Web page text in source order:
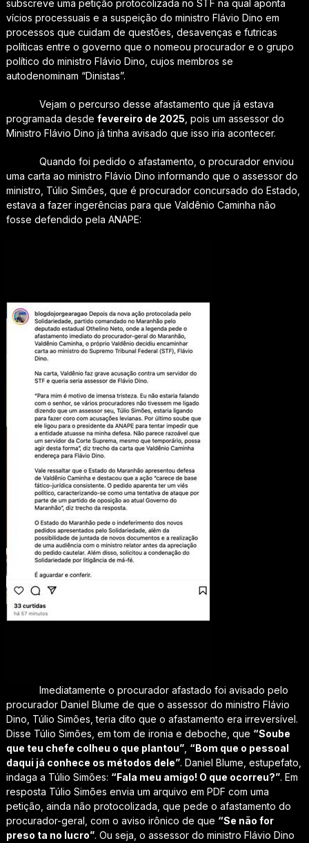
subscreve uma petição protocolizada no STF na qual aponta
vícios processuais e a suspeição do ministro Flávio Dino em
processos que cuidam de questões, desavenças e futricas
políticas entre o governo que o nomeou procurador e o grupo
político do ministro Flávio Dino, cujos membros se
autodenominam “Dinistas”.
Vejam o percurso desse afastamento que já estava
programada desde fevereiro de 2025 , pois um assessor do
Ministro Flávio Dino já tinha avisado que isso iria acontecer.
Quando foi pedido o afastamento, o procurador enviou
uma carta ao ministro Flávio Dino informando que o assessor do
ministro, Túlio Simões, que é procurador concursado do Estado,
estava a fazer ingerências para que Valdênio Caminha não
fosse defendido pela ANAPE:
Imediatamente o procurador afastado foi avisado pelo
procurador Daniel Blume de que o assessor do ministro Flávio
Dino, Túlio Simões, teria dito que o afastamento era irreversível.
Disse Túlio Simões, em tom de ironia e deboche, que “Soube
que teu chefe colheu o que plantou”, “Bom que o pessoal
daqui já conhece os métodos dele”. Daniel Blume, estupefato,
indaga a Túlio Simões: “Fala meu amigo! O que ocorreu?”. Em
resposta Túlio Simões envia um arquivo em PDF com uma
petição, ainda não protocolizada, que pede o afastamento do
procurador-geral, com o aviso irônico de que “Se não for
preso ta no lucro”. Ou seja, o assessor do ministro Flávio Dino